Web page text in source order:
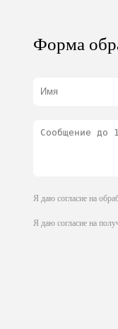
Форма
Я даю согласие на
Я даю согласие на